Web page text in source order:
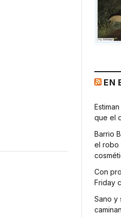
EN
que el
Barrio
el robo
Con
Friday
Sano y